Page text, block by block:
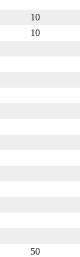
10
10
50